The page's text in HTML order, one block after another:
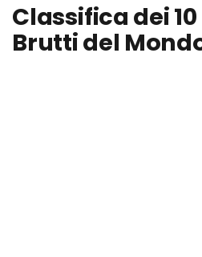
Classifica dei
Brutti del